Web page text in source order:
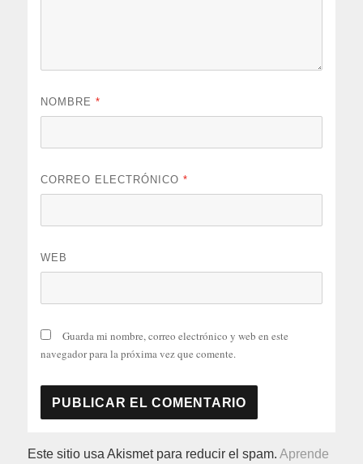
NOMBRE*
CORREO ELECTRÓNICO*
WEB
Guarda mi nombre, correo electrónico y web en este
navegador para la próxima vez que comente.
Este sitio usa Akismet para reducir el spam.Aprende